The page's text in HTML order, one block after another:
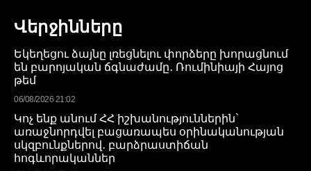
Վերջինները
Եկեղեցու ձայնը լռեցնելու փորձերը խորացնում
են բարոյական ճգնաժամը․ Ռումինիայի Հայոց
թեմ
06/08/2026 21:02
Կոչ ենք անում ՀՀ իշխանություններին`
առաջնորդվել բացառապես օրինականության
սկզբունքներով․ բարձրաստիճան
հոգևորականներ